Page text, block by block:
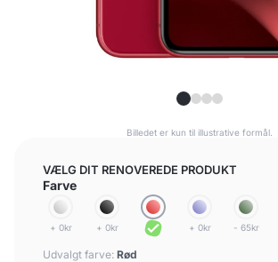
Billedet er kun til illustrative formål.
VÆLG DIT RENOVEREDE PRODUKT
Farve
+ 0kr + 0kr + 0kr - 65kr
Udvalgt farve: Rød